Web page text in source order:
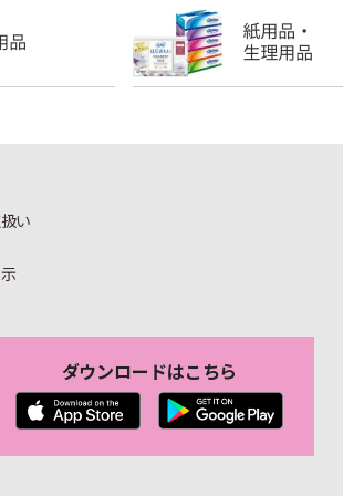
い
ダウンロードはこちら